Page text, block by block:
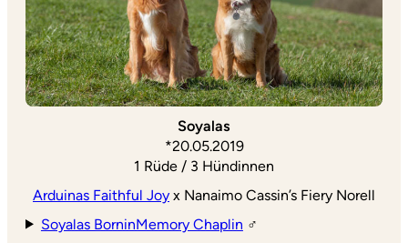
Soyalas
*20.05.2019
1 Rüde / 3 Hündinnen
Arduinas Faithful Joy x Nanaimo Cassin’s Fiery Norell
Soyalas BorninMemory Chaplin ♂